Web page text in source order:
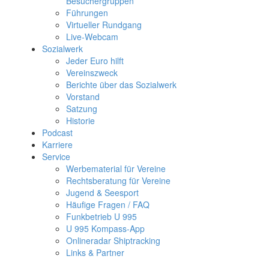
Führungen
Virtueller Rundgang
Live-Webcam
Sozialwerk
Jeder Euro hilft
Vereinszweck
Berichte über das Sozialwerk
Vorstand
Satzung
Historie
Podcast
Karriere
Service
Werbematerial für Vereine
Rechtsberatung für Vereine
Jugend & Seesport
Häufige Fragen / FAQ
Funkbetrieb U 995
U 995 Kompass-App
Onlineradar Shiptracking
Links & Partner